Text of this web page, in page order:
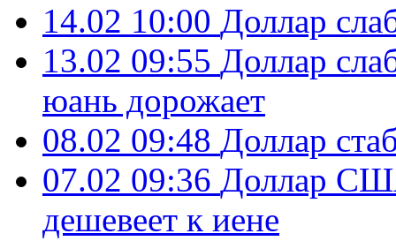
14.02 10:00 Доллар
13.02 09:55 Доллар
юань дорожает
08.02 09:48 Доллар
07.02 09:36 Доллар
дешевеет к иене